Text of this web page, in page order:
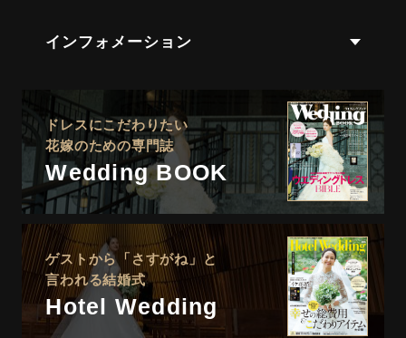
インフォメーション
ドレスにこだわりたい
花嫁のための専門誌
Wedding BOOK
ゲストから「さすがね」と
言われる結婚式
Hotel Wedding